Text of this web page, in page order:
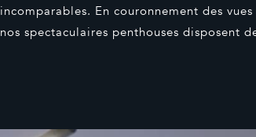
incomparables. En couronnement des
nos spectaculaires penthouses disposent